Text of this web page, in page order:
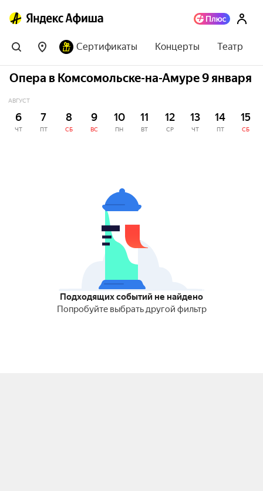
Сертификаты Концерты Театр
Опера в Комсомольске-на-Амуре 9 января
АВГУСТ
6
ЧТ
7
ПТ
8
СБ
9
ВС
10
ПН
11
ВТ
12
СР
13
ЧТ
14
ПТ
15
СБ
Подходящих событий не найдено
Попробуйте выбрать другой фильтр